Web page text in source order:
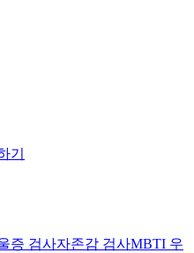
기
증 검사자존감 검사MBTI 우